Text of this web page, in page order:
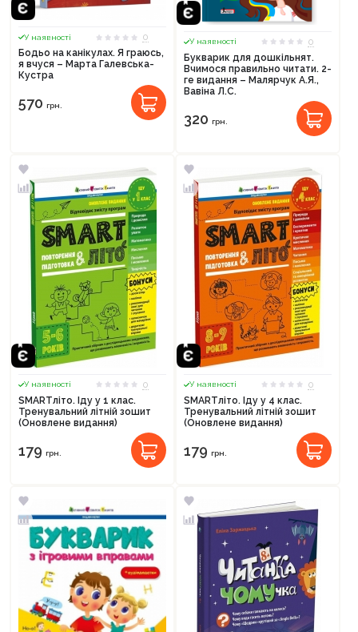
У наявності
0
Бодьо на канікулах. Я граюсь,
я вчуся – Марта Галевська-
Кустра
570 грн.
У наявності
0
Букварик для дошкільнят.
Вчимося правильно читати. 2-
ге видання – Малярчук А.Я.,
Вавіна Л.С.
320 грн.
У наявності
0
SMARTліто. Іду у 1 клас.
Тренувальний літній зошит
(Оновлене видання)
179 грн.
У наявності
0
SMARTліто. Іду у 4 клас.
Тренувальний літній зошит
(Оновлене видання)
179 грн.